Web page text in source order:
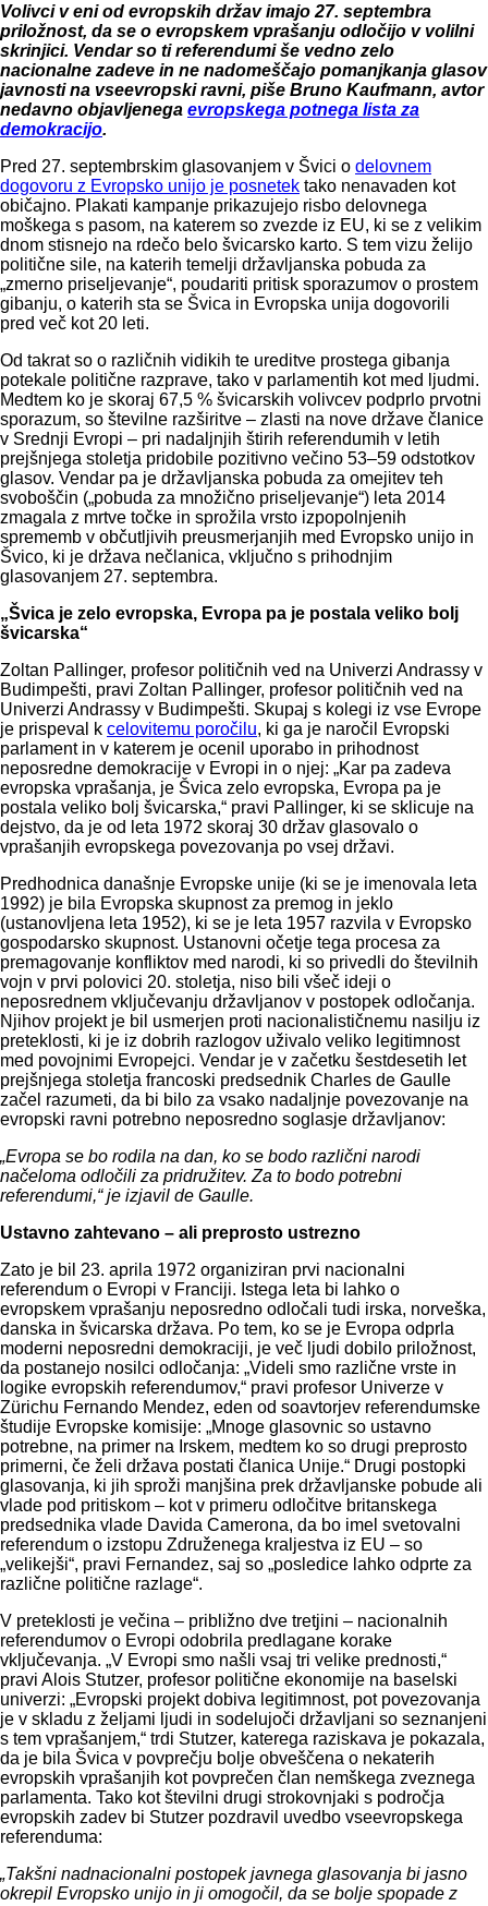
Volivci v eni od evropskih držav imajo 27. septembra
priložnost, da se o evropskem vprašanju odločijo v volilni
skrinjici. Vendar so ti referendumi še vedno zelo
nacionalne zadeve in ne nadomeščajo pomanjkanja glasov
javnosti na vseevropski ravni, piše Bruno Kaufmann, avtor
nedavno objavljenega evropskega potnega lista za
demokracijo.
Pred 27. septembrskim glasovanjem v Švici o delovnem
dogovoru z Evropsko unijo je posnetek tako nenavaden kot
običajno. Plakati kampanje prikazujejo risbo delovnega
moškega s pasom, na katerem so zvezde iz EU, ki se z velikim
dnom stisnejo na rdečo belo švicarsko karto. S tem vizu želijo
politične sile, na katerih temelji državljanska pobuda za
„zmerno priseljevanje“, poudariti pritisk sporazumov o prostem
gibanju, o katerih sta se Švica in Evropska unija dogovorili
pred več kot 20 leti.
Od takrat so o različnih vidikih te ureditve prostega gibanja
potekale politične razprave, tako v parlamentih kot med ljudmi.
Medtem ko je skoraj 67,5 % švicarskih volivcev podprlo prvotni
sporazum, so številne razširitve – zlasti na nove države članice
v Srednji Evropi – pri nadaljnjih štirih referendumih v letih
prejšnjega stoletja pridobile pozitivno večino 53–59 odstotkov
glasov. Vendar pa je državljanska pobuda za omejitev teh
svoboščin („pobuda za množično priseljevanje“) leta 2014
zmagala z mrtve točke in sprožila vrsto izpopolnjenih
sprememb v občutljivih preusmerjanjih med Evropsko unijo in
Švico, ki je država nečlanica, vključno s prihodnjim
glasovanjem 27. septembra.
„Švica je zelo evropska, Evropa pa je postala veliko bolj
švicarska“
Zoltan Pallinger, profesor političnih ved na Univerzi Andrassy v
Budimpešti, pravi Zoltan Pallinger, profesor političnih ved na
Univerzi Andrassy v Budimpešti. Skupaj s kolegi iz vse Evrope
je prispeval k celovitemu poročilu, ki ga je naročil Evropski
parlament in v katerem je ocenil uporabo in prihodnost
neposredne demokracije v Evropi in o njej: „Kar pa zadeva
evropska vprašanja, je Švica zelo evropska, Evropa pa je
postala veliko bolj švicarska,“ pravi Pallinger, ki se sklicuje na
dejstvo, da je od leta 1972 skoraj 30 držav glasovalo o
vprašanjih evropskega povezovanja po vsej državi.
Predhodnica današnje Evropske unije (ki se je imenovala leta
1992) je bila Evropska skupnost za premog in jeklo
(ustanovljena leta 1952), ki se je leta 1957 razvila v Evropsko
gospodarsko skupnost. Ustanovni očetje tega procesa za
premagovanje konfliktov med narodi, ki so privedli do številnih
vojn v prvi polovici 20. stoletja, niso bili všeč ideji o
neposrednem vključevanju državljanov v postopek odločanja.
Njihov projekt je bil usmerjen proti nacionalističnemu nasilju iz
preteklosti, ki je iz dobrih razlogov uživalo veliko legitimnost
med povojnimi Evropejci. Vendar je v začetku šestdesetih let
prejšnjega stoletja francoski predsednik Charles de Gaulle
začel razumeti, da bi bilo za vsako nadaljnje povezovanje na
evropski ravni potrebno neposredno soglasje državljanov:
„Evropa se bo rodila na dan, ko se bodo različni narodi
načeloma odločili za pridružitev. Za to bodo potrebni
referendumi,“ je izjavil de Gaulle.
Ustavno zahtevano – ali preprosto ustrezno
Zato je bil 23. aprila 1972 organiziran prvi nacionalni
referendum o Evropi v Franciji. Istega leta bi lahko o
evropskem vprašanju neposredno odločali tudi irska, norveška,
danska in švicarska država. Po tem, ko se je Evropa odprla
moderni neposredni demokraciji, je več ljudi dobilo priložnost,
da postanejo nosilci odločanja: „Videli smo različne vrste in
logike evropskih referendumov,“ pravi profesor Univerze v
Zürichu Fernando Mendez, eden od soavtorjev referendumske
študije Evropske komisije: „Mnoge glasovnic so ustavno
potrebne, na primer na Irskem, medtem ko so drugi preprosto
primerni, če želi država postati članica Unije.“ Drugi postopki
glasovanja, ki jih sproži manjšina prek državljanske pobude ali
vlade pod pritiskom – kot v primeru odločitve britanskega
predsednika vlade Davida Camerona, da bo imel svetovalni
referendum o izstopu Združenega kraljestva iz EU – so
„velikejši“, pravi Fernandez, saj so „posledice lahko odprte za
različne politične razlage“.
V preteklosti je večina – približno dve tretjini – nacionalnih
referendumov o Evropi odobrila predlagane korake
vključevanja. „V Evropi smo našli vsaj tri velike prednosti,“
pravi Alois Stutzer, profesor politične ekonomije na baselski
univerzi: „Evropski projekt dobiva legitimnost, pot povezovanja
je v skladu z željami ljudi in sodelujoči državljani so seznanjeni
s tem vprašanjem,“ trdi Stutzer, katerega raziskava je pokazala,
da je bila Švica v povprečju bolje obveščena o nekaterih
evropskih vprašanjih kot povprečen član nemškega zveznega
parlamenta. Tako kot številni drugi strokovnjaki s področja
evropskih zadev bi Stutzer pozdravil uvedbo vseevropskega
referenduma:
„Takšni nadnacionalni postopek javnega glasovanja bi jasno
okrepil Evropsko unijo in ji omogočil, da se bolje spopade z